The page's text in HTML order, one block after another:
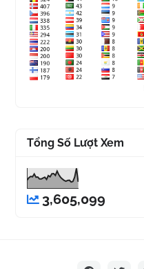
Tổng Số Lượt Xem
3,605,099